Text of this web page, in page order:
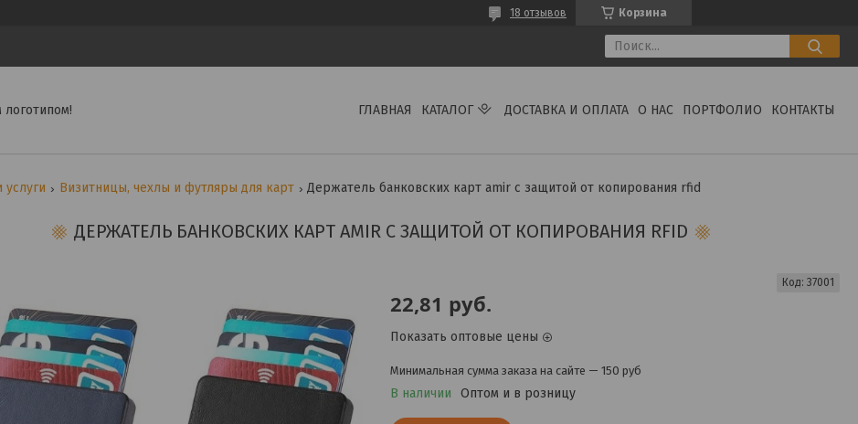
Корзина
18 отзывов
ГЛАВНАЯ КАТАЛОГ ДОСТАВКА И ОПЛАТА О НАС ПОРТФОЛИО КОНТАКТЫ
услуги Визитницы, чехлы и футляры для карт Держатель банковских карт amir с защитой от копирования rfid
ДЕРЖАТЕЛЬ БАНКОВСКИХ КАРТ AMIR С ЗАЩИТОЙ ОТ КОПИРОВАНИЯ RFID
22,81 руб.
Показать оптовые цены
Минимальная сумма заказа на сайте — 150 руб
В наличии Оптом и в розницу
Код: 37001